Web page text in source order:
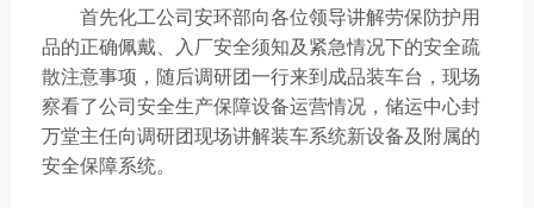
首先化工公司安环部向各位领导讲解劳保防护用
品的正确佩戴、入厂安全须知及紧急情况下的安全疏
散注意事项，随后调研团一行来到成品装车台，现场
察看了公司安全生产保障设备运营情况，储运中心封
万堂主任向调研团现场讲解装车系统新设备及附属的
安全保障系统。